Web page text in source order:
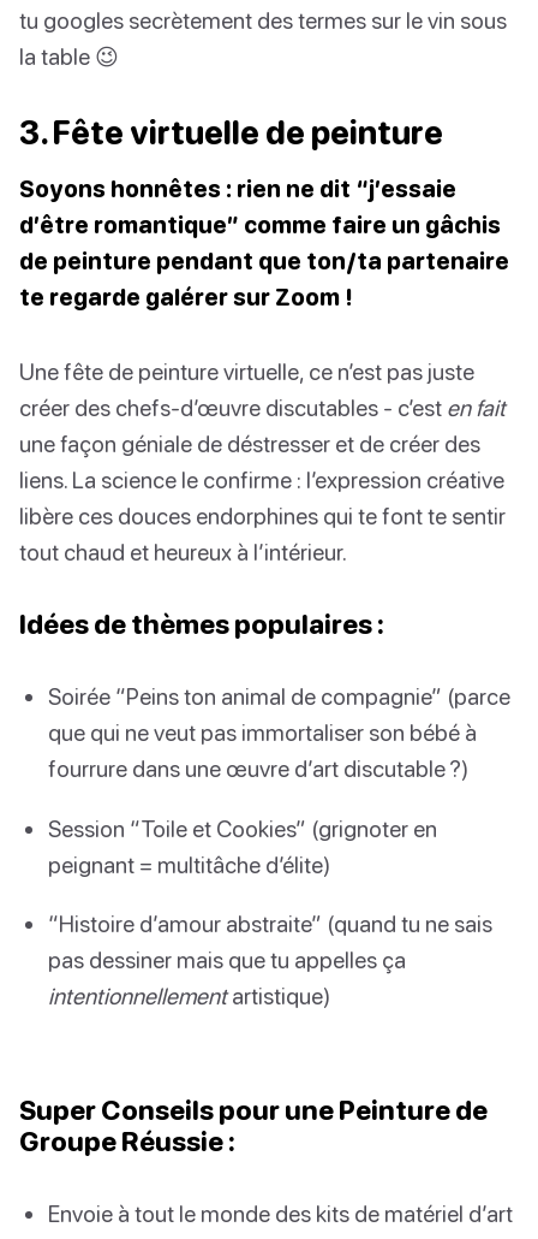
tu googles secrètement des termes sur le vin sous
la table 😉
3. Fête virtuelle de peinture
Soyons honnêtes : rien ne dit “j’essaie
d’être romantique” comme faire un gâchis
de peinture pendant que ton/ta partenaire
te regarde galérer sur Zoom !
Une fête de peinture virtuelle, ce n’est pas juste
créer des chefs-d’œuvre discutables - c’est en fait
une façon géniale de déstresser et de créer des
liens. La science le confirme : l’expression créative
libère ces douces endorphines qui te font te sentir
tout chaud et heureux à l’intérieur.
Idées de thèmes populaires :
Soirée “Peins ton animal de compagnie” (parce
que qui ne veut pas immortaliser son bébé à
fourrure dans une œuvre d’art discutable ?)
Session “Toile et Cookies” (grignoter en
peignant = multitâche d’élite)
“Histoire d’amour abstraite” (quand tu ne sais
pas dessiner mais que tu appelles ça
intentionnellementartistique)
Super Conseils pour une Peinture de
Groupe Réussie :
Envoie à tout le monde des kits de matériel d’art